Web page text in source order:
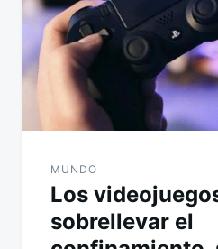
MUNDO
Los
sobrellevar el